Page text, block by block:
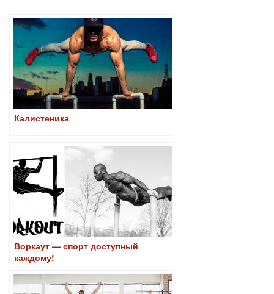
Калистеника
Воркаут — спорт доступный
каждому!